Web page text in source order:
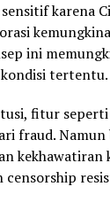
karena
ini
kondisi tertentu.
fitur
fraud.
kekhawatiran